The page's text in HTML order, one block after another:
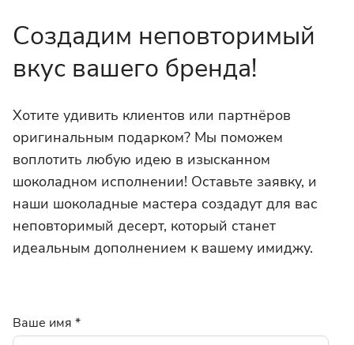
Создадим неповторимый
вкус вашего бренда!
Хотите удивить клиентов или партнёров
оригинальным подарком? Мы поможем
воплотить любую идею в изысканном
шоколадном исполнении! Оставьте заявку, и
наши шоколадные мастера создадут для вас
неповторимый десерт, который станет
идеальным дополнением к вашему имиджу.
Ваше имя *